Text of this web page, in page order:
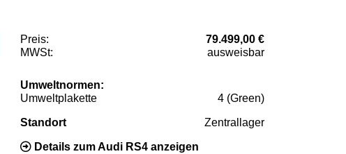
Preis:
79.499,00 €
MWSt:
ausweisbar
Umweltnormen:
Umweltplakette
4 (Green)
Standort Zentrallager
Details zum Audi RS4 anzeigen